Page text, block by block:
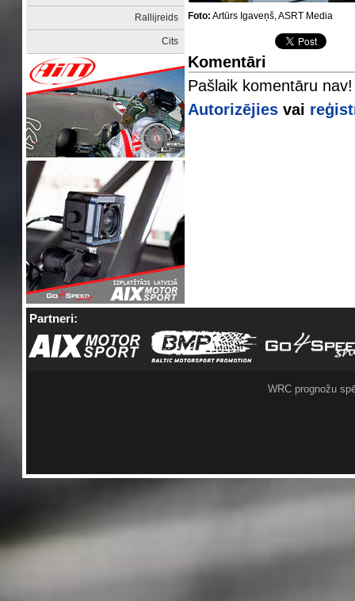
Rallijreids
Cits
Foto: Artūrs Igaveņš, ASRT Media
Komentāri
Pašlaik komentāru nav!
Autorizējies vai
Partneri:
WRC prognožu